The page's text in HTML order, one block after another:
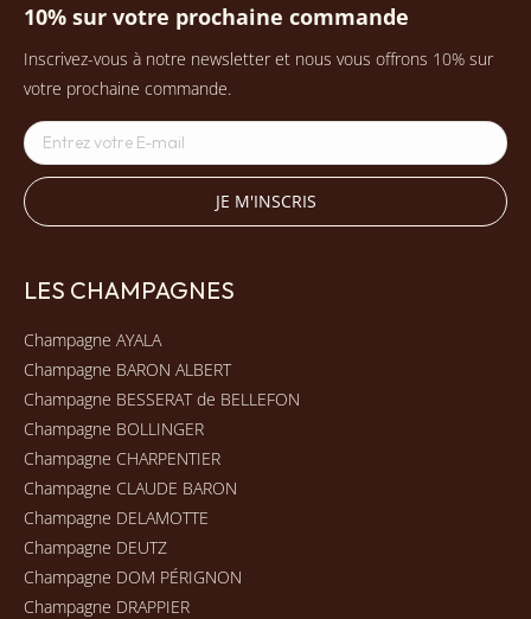
10% sur votre prochaine commande
Inscrivez-vous à notre newsletter et nous vous offrons 10% sur
votre prochaine commande.
LES CHAMPAGNES
Champagne AYALA
Champagne BARON ALBERT
Champagne BESSERAT de BELLEFON
Champagne BOLLINGER
Champagne CHARPENTIER
Champagne CLAUDE BARON
Champagne DELAMOTTE
Champagne DEUTZ
Champagne DOM PÉRIGNON
Champagne DRAPPIER